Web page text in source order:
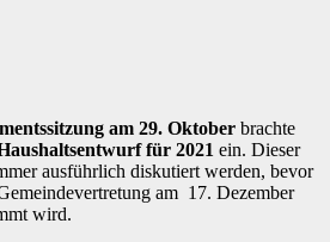
am 29. Oktober brachte
für 2021 ein. Dieser
ausführlich diskutiert werden, bevor
am 17. Dezember
wird.